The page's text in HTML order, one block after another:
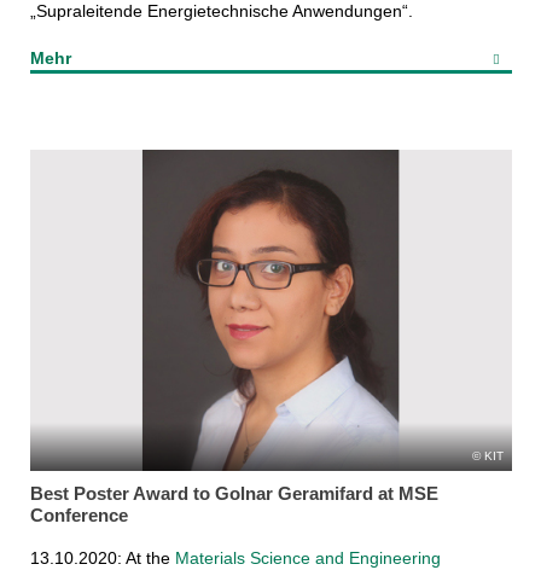
„Supraleitende Energietechnische Anwendungen“.
Mehr
KIT
Best Poster Award to Golnar Geramifard at MSE
Conference
13.10.2020: At the Materials Science and Engineering